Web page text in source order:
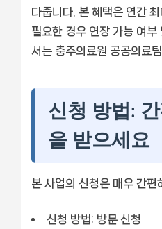
다줍니다. 본 혜택은 연간
필요한 경우 연장 가능 여부
서는 충주의료원 공공의료
신청 방법:
을 받으세요
본 사업의 신청은 매우 간편
신청 방법: 방문 신청